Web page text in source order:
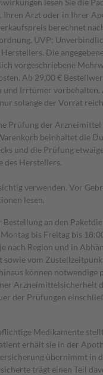
lesen Sie die
Ihren Arzt oder in Ihrer
berechnet
UVP:
Die
vorgeschriebene
Ab 29,00 €
und Irrtümer vorbehalten.
solange der Vorrat
Prüfung der Arzneimittel
beinhaltet die
und die Prüfung
des Herstellers.
verwenden. Vor
lesen.
Bestellung an den
bis Freitag bis
nach Region und in
vom
können notwendige
Arzneimittelsicherheit
der Prüfungen
Medikamente
erhält sie in der
übernimmt in
trägt einen Teil